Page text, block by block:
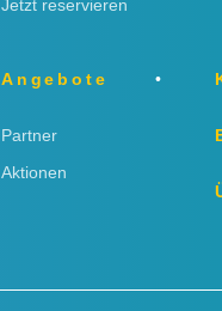
Jetzt reservieren
Angebote
Partner
Aktionen